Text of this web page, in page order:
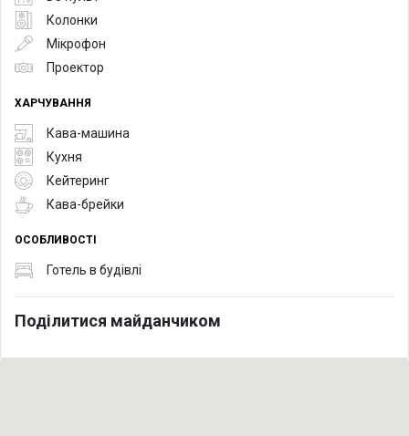
Колонки
Мікрофон
Проектор
ХАРЧУВАННЯ
Кава-машина
Кухня
Кейтеринг
Кава-брейки
ОСОБЛИВОСТІ
Готель в будівлі
Поділитися майданчиком